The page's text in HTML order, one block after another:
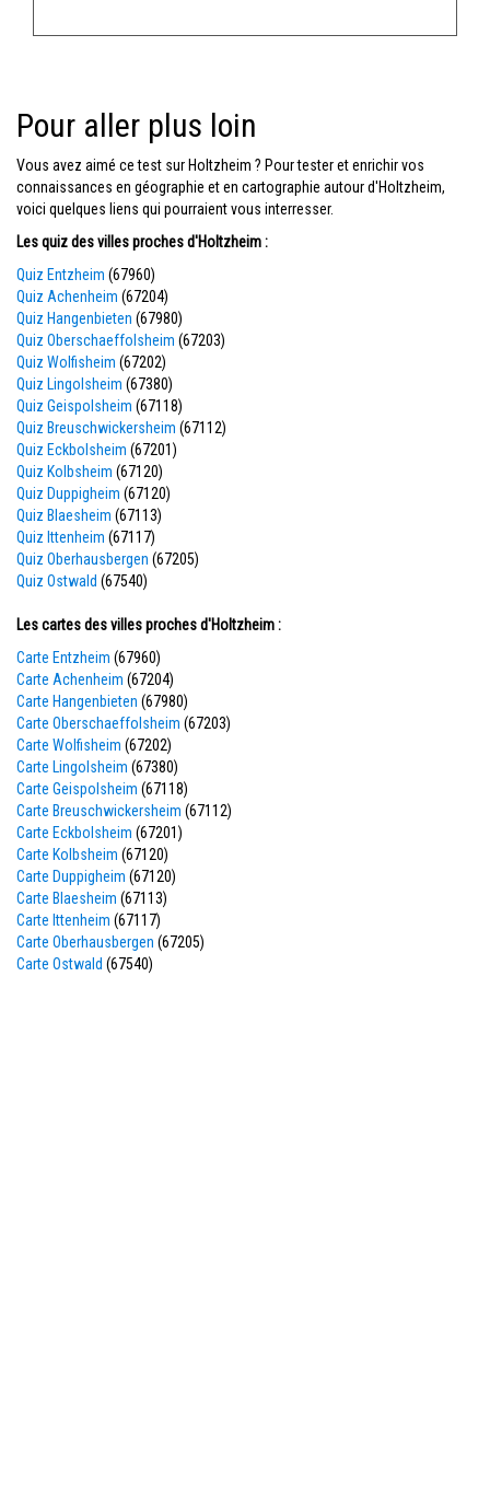
Pour aller plus loin
Vous avez aimé ce test sur Holtzheim ? Pour tester et enrichir vos
connaissances en géographie et en cartographie autour d'Holtzheim,
voici quelques liens qui pourraient vous interresser.
Les quiz des villes proches d'Holtzheim :
Quiz Entzheim (67960)
Quiz Achenheim (67204)
Quiz Hangenbieten (67980)
Quiz Oberschaeffolsheim (67203)
Quiz Wolfisheim (67202)
Quiz Lingolsheim (67380)
Quiz Geispolsheim (67118)
Quiz Breuschwickersheim (67112)
Quiz Eckbolsheim (67201)
Quiz Kolbsheim (67120)
Quiz Duppigheim (67120)
Quiz Blaesheim (67113)
Quiz Ittenheim (67117)
Quiz Oberhausbergen (67205)
Quiz Ostwald (67540)
Les cartes des villes proches d'Holtzheim :
Carte Entzheim (67960)
Carte Achenheim (67204)
Carte Hangenbieten (67980)
Carte Oberschaeffolsheim (67203)
Carte Wolfisheim (67202)
Carte Lingolsheim (67380)
Carte Geispolsheim (67118)
Carte Breuschwickersheim (67112)
Carte Eckbolsheim (67201)
Carte Kolbsheim (67120)
Carte Duppigheim (67120)
Carte Blaesheim (67113)
Carte Ittenheim (67117)
Carte Oberhausbergen (67205)
Carte Ostwald (67540)